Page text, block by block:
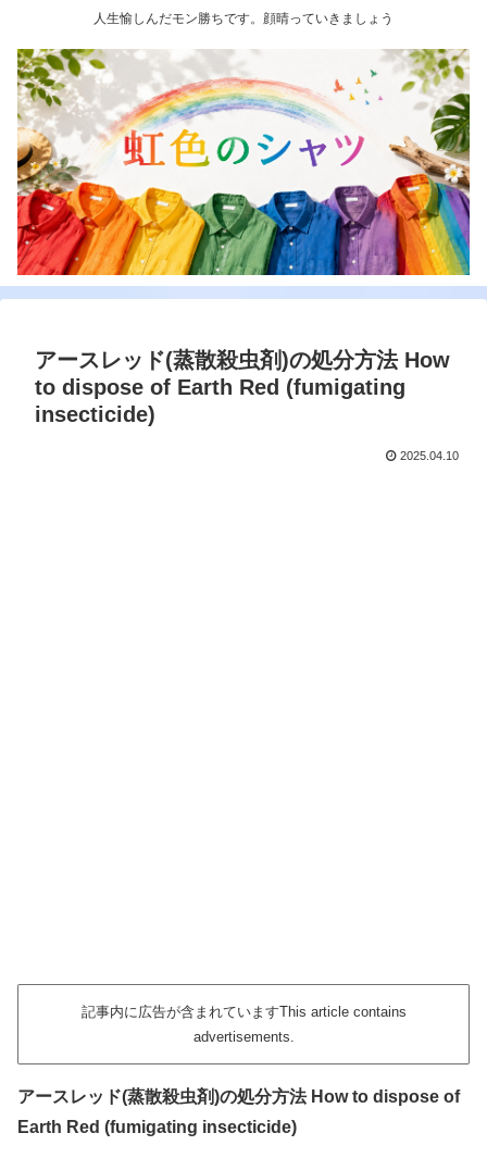
人生愉しんだモン勝ちです。顔晴っていきましょう
アースレッド(蒸散殺虫剤)の処分方法 How
to dispose of Earth Red (fumigating
insecticide)
2025.04.10
記事内に広告が含まれていますThis article contains
advertisements.
アースレッド(蒸散殺虫剤)の処分方法 How to dispose of
Earth Red (fumigating insecticide)